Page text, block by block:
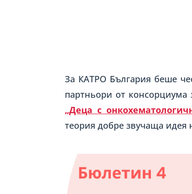
За КАТРО България беше
партньори от консорциума
„Деца с
теория добре звучаща